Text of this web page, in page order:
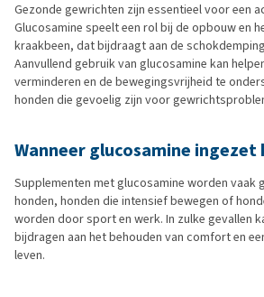
Gezonde gewrichten zijn essentieel voor een
Glucosamine speelt een rol bij de opbouw en
kraakbeen, dat bijdraagt aan de
Aanvullend gebruik van glucosamine kan
verminderen en de bewegingsvrijheid te
honden die gevoelig zijn voor
Wanneer glucosamine ingezet
Supplementen met glucosamine worden vaak
honden, honden die intensief bewegen of
worden door sport en werk. In zulke gevallen
bijdragen aan het behouden van comfort en
leven.